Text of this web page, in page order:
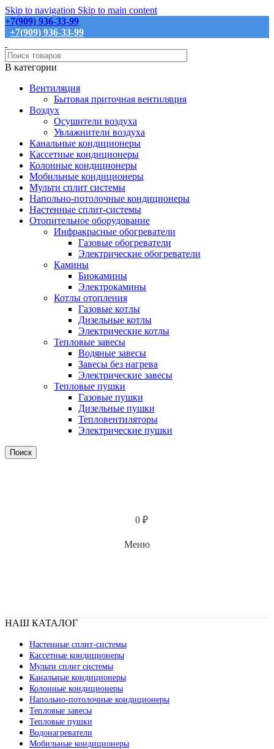
Skip to navigation Skip to main content
+7(909) 936-33-99
+7(909) 936-33-99
В категории
Вентиляция
Бытовая приточная вентиляция
Воздух
Осушители воздуха
Увлажнители воздуха
Канальные кондиционеры
Кассетные кондиционеры
Колонные кондиционеры
Мобильные кондиционеры
Мульти сплит системы
Напольно-потолочные кондиционеры
Настенные сплит-системы
Отопительное оборудование
Инфракрасные обогреватели
Газовые обогреватели
Электрические обогреватели
Камины
Биокамины
Электрокамины
Котлы отопления
Газовые котлы
Дизельные котлы
Электрические котлы
Тепловые завесы
Водяные завесы
Завесы без нагрева
Электрические завесы
Тепловые пушки
Газовые пушки
Дизельные пушки
Тепловентиляторы
Электрические пушки
Поиск
0 ₽
Меню
НАШ КАТАЛОГ
Настенные сплит-системы
Кассетные кондиционеры
Мульти сплит системы
Канальные кондиционеры
Колонные кондиционеры
Напольно-потолочные кондиционеры
Тепловые завесы
Тепловые пушки
Водонагреватели
Мобильные кондиционеры